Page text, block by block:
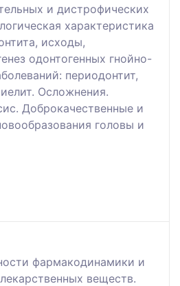
и дистрофических
характеристика
исходы,
одонтогенных гнойно-
периодонтит,
Осложнения.
Доброкачественные и
головы и
фармакодинамики и
веществ.